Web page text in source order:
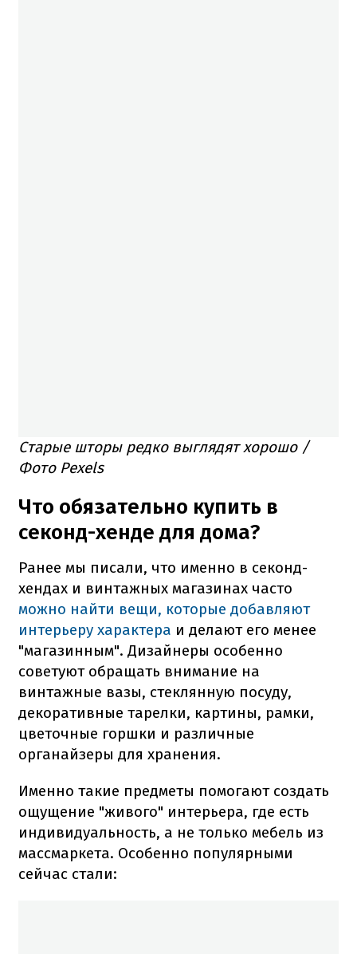
Старые шторы редко выглядят хорошо /
Фото Pexels
Что обязательно купить в
секонд-хенде для дома?
Ранее мы писали, что именно в секонд-
хендах и винтажных магазинах часто
можно найти вещи, которые добавляют
интерьеру характера и делают его менее
"магазинным". Дизайнеры особенно
советуют обращать внимание на
винтажные вазы, стеклянную посуду,
декоративные тарелки, картины, рамки,
цветочные горшки и различные
органайзеры для хранения.
Именно такие предметы помогают создать
ощущение "живого" интерьера, где есть
индивидуальность, а не только мебель из
массмаркета. Особенно популярными
сейчас стали: